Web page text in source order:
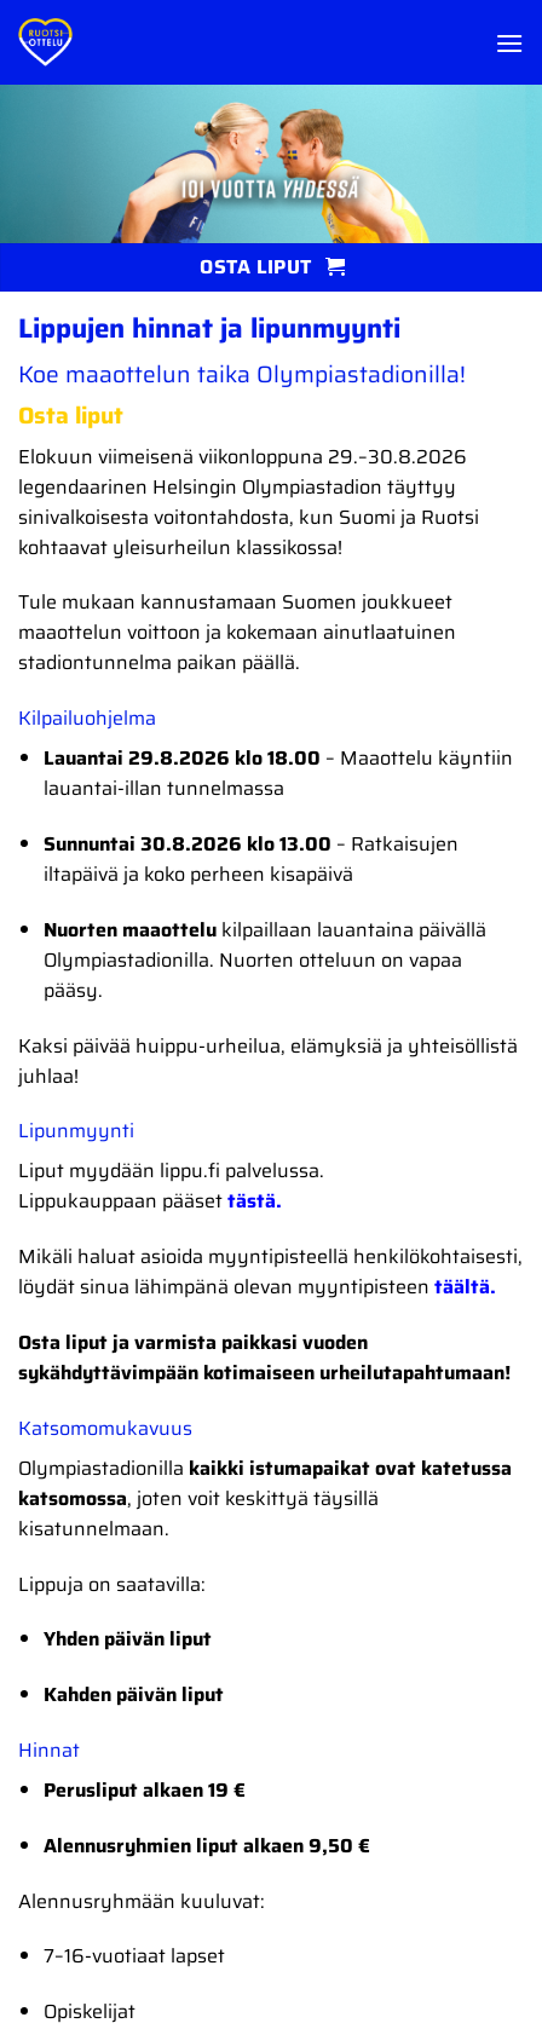
Skip
content
OSTA LIPUT
Lippujen hinnat ja lipunmyynti
Koe maaottelun taika Olympiastadionilla!
Osta liput
Elokuun viimeisenä viikonloppuna 29.–30.8.2026
legendaarinen Helsingin Olympiastadion täyttyy
sinivalkoisesta voitontahdosta, kun Suomi ja Ruotsi
kohtaavat yleisurheilun klassikossa!
Tule mukaan kannustamaan Suomen joukkueet
maaottelun voittoon ja kokemaan ainutlaatuinen
stadiontunnelma paikan päällä.
Kilpailuohjelma
Lauantai 29.8.2026 klo 18.00 – Maaottelu käyntiin
lauantai-illan tunnelmassa
Sunnuntai 30.8.2026 klo 13.00 – Ratkaisujen
iltapäivä ja koko perheen kisapäivä
Nuorten maaottelukilpaillaan lauantaina päivällä
Olympiastadionilla. Nuorten otteluun on vapaa
pääsy.
Kaksi päivää huippu-urheilua, elämyksiä ja yhteisöllistä
juhlaa!
Lipunmyynti
Liput myydään lippu.fi palvelussa.
Lippukauppaan pääsettästä.
Mikäli haluat asioida myyntipisteellä henkilökohtaisesti,
löydät sinua lähimpänä olevan myyntipisteen täältä.
Osta liput ja varmista paikkasi vuoden
sykähdyttävimpään kotimaiseen urheilutapahtumaan!
Katsomomukavuus
Olympiastadionilla kaikki istumapaikat ovat katetussa
katsomossa, joten voit keskittyä täysillä
kisatunnelmaan.
Lippuja on saatavilla:
Yhden päivän liput
Kahden päivän liput
Hinnat
Perusliput alkaen 19 €
Alennusryhmien liput alkaen 9,50 €
Alennusryhmään kuuluvat:
7–16-vuotiaat lapset
Opiskelijat